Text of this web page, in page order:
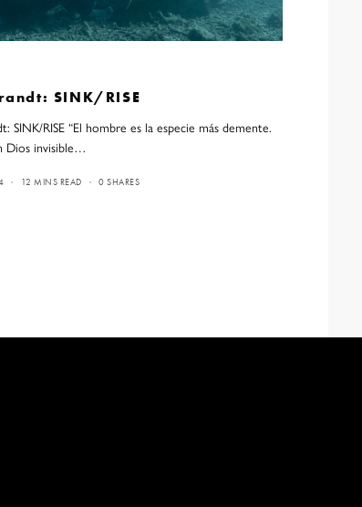
SINK/RISE
SINK/RISE “El hombre es la especie más demente.
Dios invisible…
12 MINS READ 0 SHARES